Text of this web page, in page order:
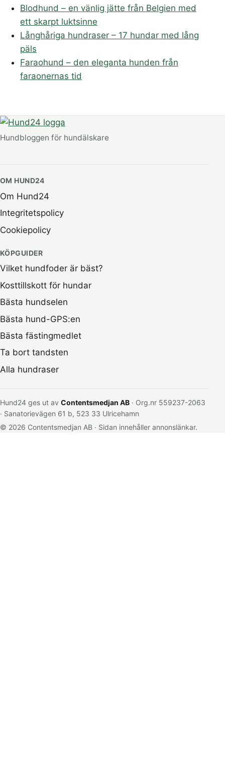
Blodhund – en vänlig jätte från Belgien med
ett skarpt luktsinne
Långhåriga hundraser – 17 hundar med lång
päls
Faraohund – den eleganta hunden från
faraonernas tid
Hundbloggen för hundälskare
OM HUND24
Om Hund24
Integritetspolicy
Cookiepolicy
KÖPGUIDER
Vilket hundfoder är bäst?
Kosttillskott för hundar
Bästa hundselen
Bästa hund-GPS:en
Bästa fästingmedlet
Ta bort tandsten
Alla hundraser
Hund24 ges ut av Contentsmedjan AB · Org.nr 559237-2063
· Sanatorievägen 61 b, 523 33 Ulricehamn
© 2026 Contentsmedjan AB · Sidan innehåller annonslänkar.